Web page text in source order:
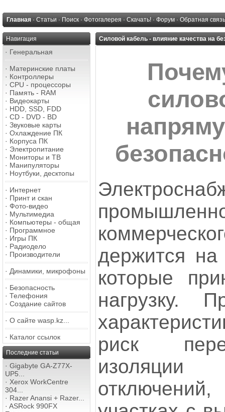
Главная · Статьи · Поиск · Фотогалерея · Скачать! · Форум · Обратная связь
Навигация
· Генеральная
· Материнские платы
· Контроллеры
· CPU - процессоры
· Память - RAM
· Видеокарты
· HDD, SSD, FDD
· CD - DVD - BD
· Звуковые карты
· Охлаждение ПК
· Корпуса ПК
· Электропитание
· Мониторы и ТВ
· Манипуляторы
· Ноутбуки, десктопы
· Интернет
· Принт и скан
· Фото-видео
· Мультимедиа
· Компьютеры - общая
· Программное
· Игры ПК
· Радиодело
· Производители
· Динамики, микрофоны
· Безопасность
· Телефония
· Создание сайтов
· О сайте wasp.kz...
· Каталог ссылок
Последние статьи
· Gigabyte GA-Z77X-
UP5...
· Xerox WorkCentre
304...
· Razer Anansi + Razer...
· ASRock 990FX
Силовой кабель - влияние качества на
держится на
которые
нагрузку.
риск